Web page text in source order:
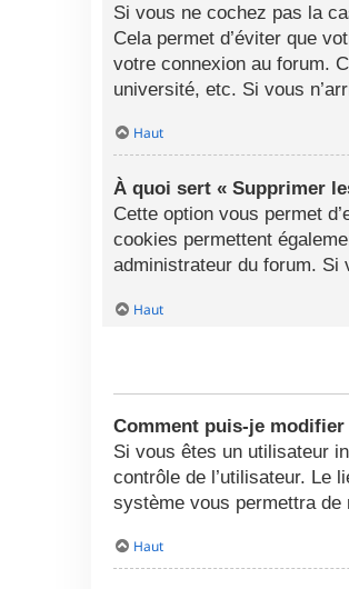
Si vous ne cochez pas la
Cela permet d’éviter que
votre connexion au forum.
université, etc. Si vous
Haut
À quoi sert « Supprimer
Cette option vous permet
cookies permettent
administrateur du forum. Si
Haut
Comment puis-je
Si vous êtes un utilisateur
contrôle de l’utilisateur. Le
système vous permettra
Haut